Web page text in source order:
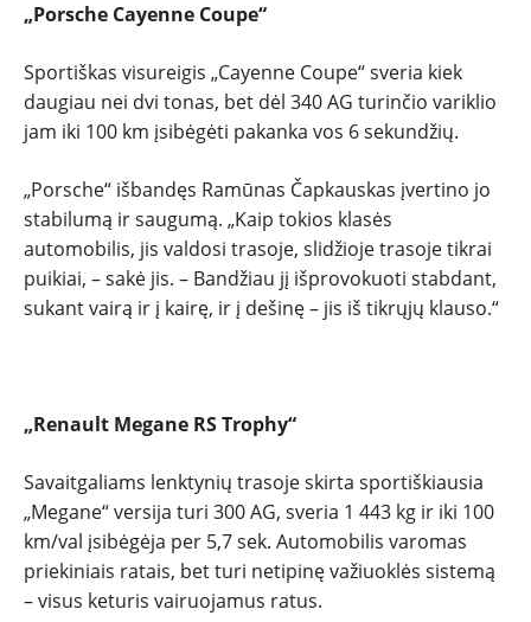
„Porsche Cayenne Coupe“
Sportiškas visureigis „Cayenne Coupe“ sveria kiek
daugiau nei dvi tonas, bet dėl 340 AG turinčio variklio
jam iki 100 km įsibėgėti pakanka vos 6 sekundžių.
„Porsche“ išbandęs Ramūnas Čapkauskas įvertino jo
stabilumą ir saugumą. „Kaip tokios klasės
automobilis, jis valdosi trasoje, slidžioje trasoje tikrai
puikiai, – sakė jis. – Bandžiau jį išprovokuoti stabdant,
sukant vairą ir į kairę, ir į dešinę – jis iš tikrųjų klauso.“
„Renault Megane RS Trophy“
Savaitgaliams lenktynių trasoje skirta sportiškiausia
„Megane“ versija turi 300 AG, sveria 1 443 kg ir iki 100
km/val įsibėgėja per 5,7 sek. Automobilis varomas
priekiniais ratais, bet turi netipinę važiuoklės sistemą
– visus keturis vairuojamus ratus.